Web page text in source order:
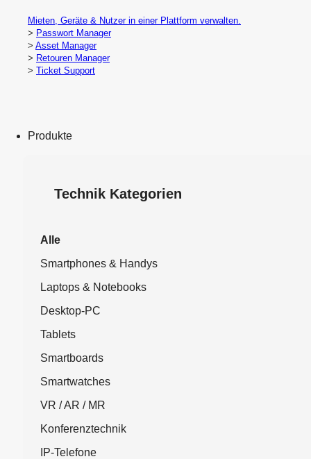
Mieten, Geräte & Nutzer in einer Plattform verwalten.
> Passwort Manager
> Asset Manager
> Retouren Manager
> Ticket Support
Produkte
Technik Kategorien
Alle
Smartphones & Handys
Laptops & Notebooks
Desktop-PC
Tablets
Smartboards
Smartwatches
VR / AR / MR
Konferenztechnik
IP-Telefone